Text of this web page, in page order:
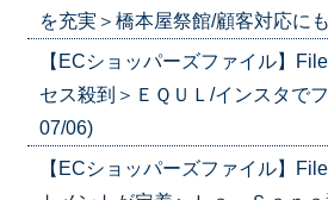
を充実＞橋本屋祭館/顧客対応に
【ECショッパーズファイル】
セス殺到＞ＥＱＵＬ/インスタで
07/06)
【ECショッパーズファイル】